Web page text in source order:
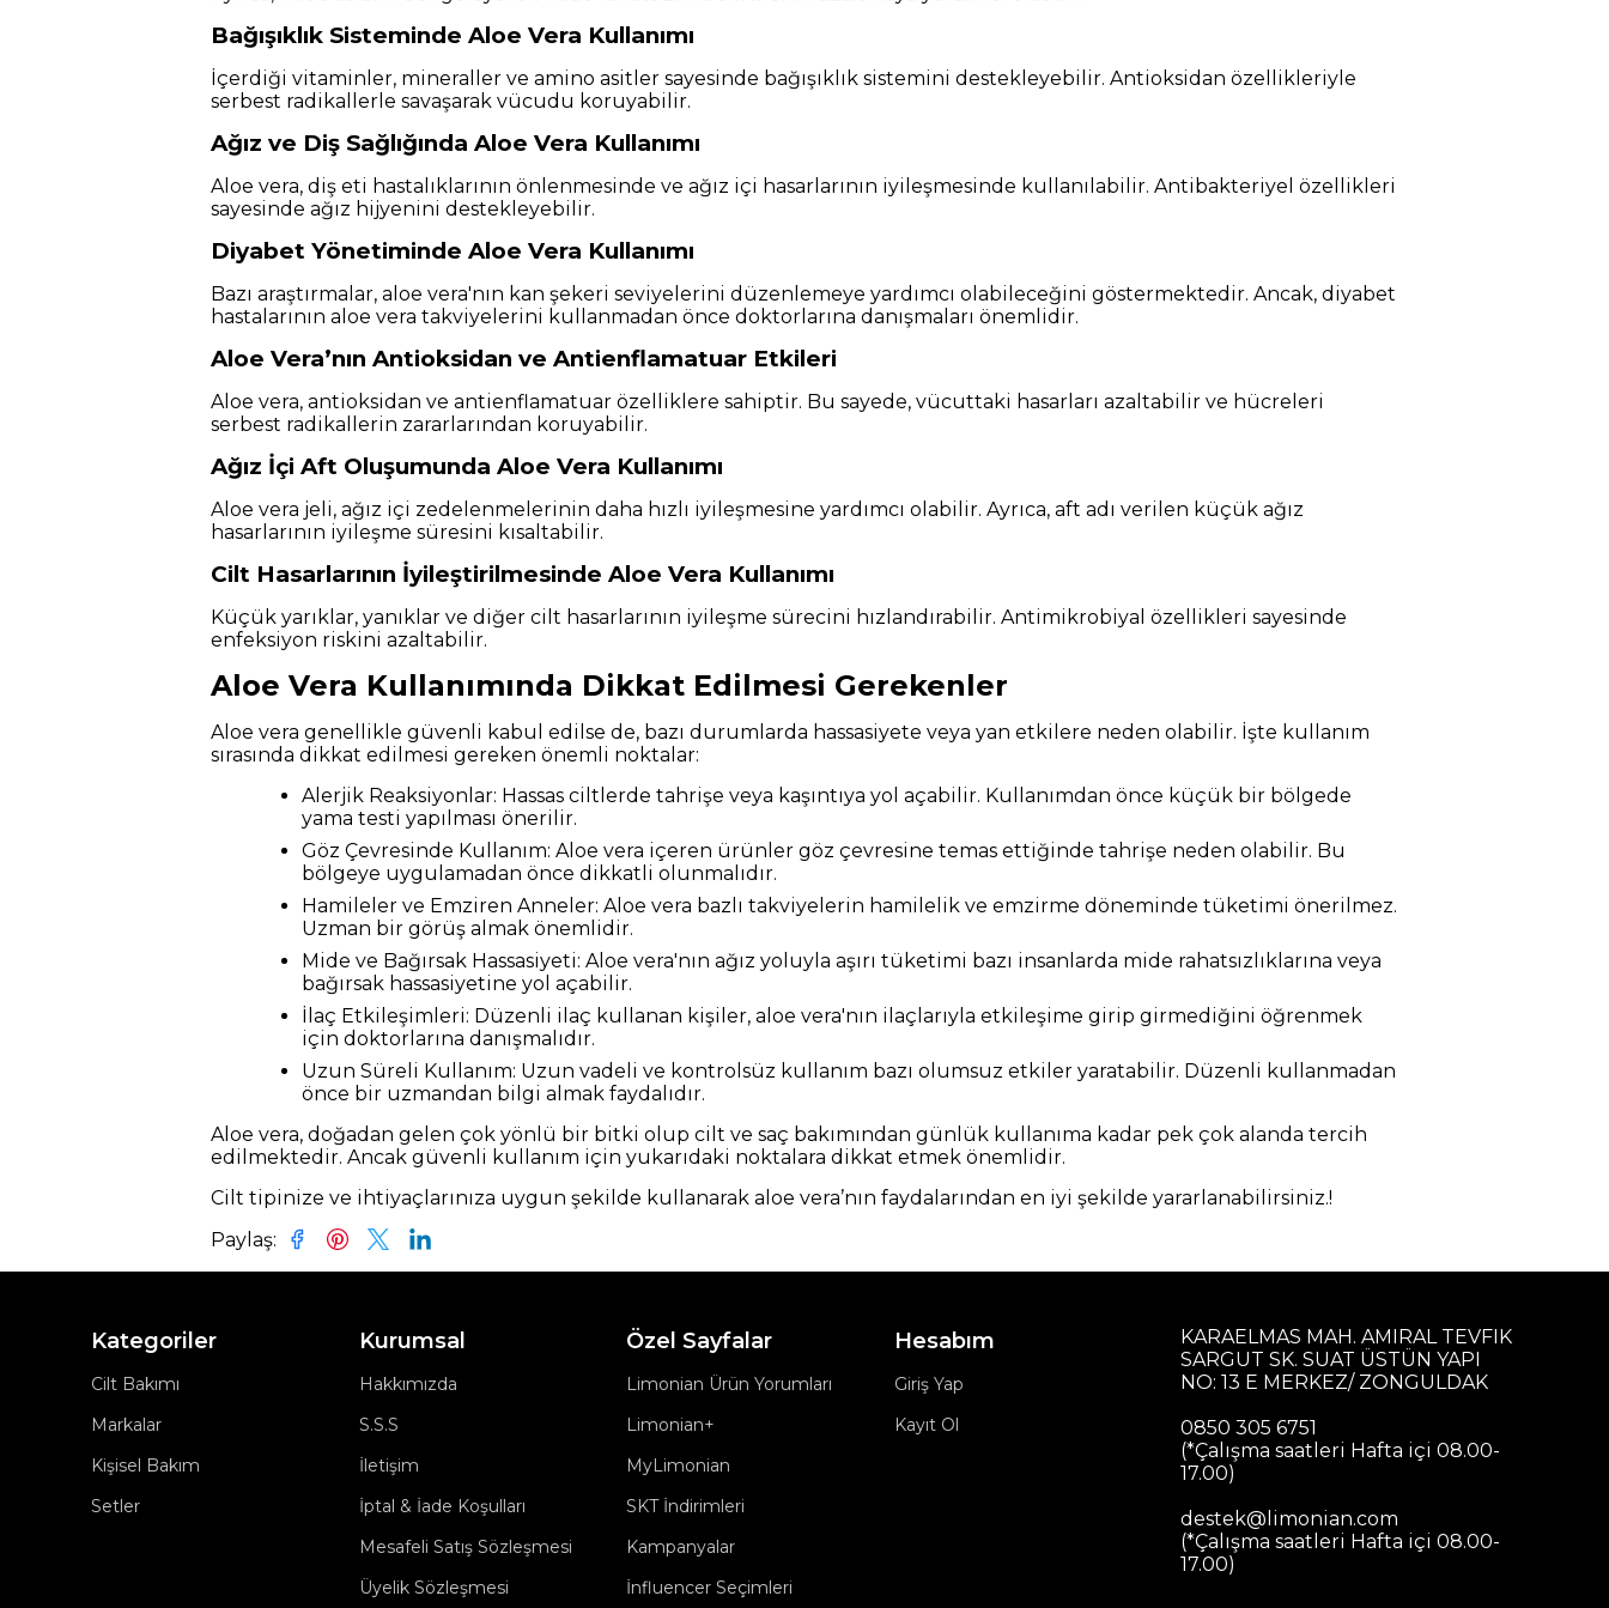
Bağışıklık Sisteminde Aloe Vera Kullanımı
İçerdiği vitaminler, mineraller ve amino asitler sayesinde bağışıklık sistemini destekleyebilir. Antioksidan özellikleriyle
serbest radikallerle savaşarak vücudu koruyabilir.
Ağız ve Diş Sağlığında Aloe Vera Kullanımı
Aloe vera, diş eti hastalıklarının önlenmesinde ve ağız içi hasarlarının iyileşmesinde kullanılabilir. Antibakteriyel özellikleri
sayesinde ağız hijyenini destekleyebilir.
Diyabet Yönetiminde Aloe Vera Kullanımı
Bazı araştırmalar, aloe vera'nın kan şekeri seviyelerini düzenlemeye yardımcı olabileceğini göstermektedir. Ancak, diyabet
hastalarının aloe vera takviyelerini kullanmadan önce doktorlarına danışmaları önemlidir.
Aloe Vera’nın Antioksidan ve Antienflamatuar Etkileri
Aloe vera, antioksidan ve antienflamatuar özelliklere sahiptir. Bu sayede, vücuttaki hasarları azaltabilir ve hücreleri
serbest radikallerin zararlarından koruyabilir.
Ağız İçi Aft Oluşumunda Aloe Vera Kullanımı
Aloe vera jeli, ağız içi zedelenmelerinin daha hızlı iyileşmesine yardımcı olabilir. Ayrıca, aft adı verilen küçük ağız
hasarlarının iyileşme süresini kısaltabilir.
Cilt Hasarlarının İyileştirilmesinde Aloe Vera Kullanımı
Küçük yarıklar, yanıklar ve diğer cilt hasarlarının iyileşme sürecini hızlandırabilir. Antimikrobiyal özellikleri sayesinde
enfeksiyon riskini azaltabilir.
Aloe Vera Kullanımında Dikkat Edilmesi Gerekenler
Aloe vera genellikle güvenli kabul edilse de, bazı durumlarda hassasiyete veya yan etkilere neden olabilir. İşte kullanım
sırasında dikkat edilmesi gereken önemli noktalar:
Alerjik Reaksiyonlar: Hassas ciltlerde tahrişe veya kaşıntıya yol açabilir. Kullanımdan önce küçük bir bölgede
yama testi yapılması önerilir.
Göz Çevresinde Kullanım: Aloe vera içeren ürünler göz çevresine temas ettiğinde tahrişe neden olabilir. Bu
bölgeye uygulamadan önce dikkatli olunmalıdır.
Hamileler ve Emziren Anneler: Aloe vera bazlı takviyelerin hamilelik ve emzirme döneminde tüketimi önerilmez.
Uzman bir görüş almak önemlidir.
Mide ve Bağırsak Hassasiyeti: Aloe vera'nın ağız yoluyla aşırı tüketimi bazı insanlarda mide rahatsızlıklarına veya
bağırsak hassasiyetine yol açabilir.
İlaç Etkileşimleri: Düzenli ilaç kullanan kişiler, aloe vera'nın ilaçlarıyla etkileşime girip girmediğini öğrenmek
için doktorlarına danışmalıdır.
Uzun Süreli Kullanım: Uzun vadeli ve kontrolsüz kullanım bazı olumsuz etkiler yaratabilir. Düzenli kullanmadan
önce bir uzmandan bilgi almak faydalıdır.
Aloe vera, doğadan gelen çok yönlü bir bitki olup cilt ve saç bakımından günlük kullanıma kadar pek çok alanda tercih
edilmektedir. Ancak güvenli kullanım için yukarıdaki noktalara dikkat etmek önemlidir.
Cilt tipinize ve ihtiyaçlarınıza uygun şekilde kullanarak aloe vera’nın faydalarından en iyi şekilde yararlanabilirsiniz.!
Paylaş:
Kategoriler
Cilt Bakımı
Markalar
Kişisel Bakım
Setler
Kurumsal
Hakkımızda
S.S.S
İletişim
İptal & İade Koşulları
Mesafeli Satış Sözleşmesi
Üyelik Sözleşmesi
Özel Sayfalar
Limonian Ürün Yorumları
Limonian+
MyLimonian
SKT İndirimleri
Kampanyalar
İnfluencer Seçimleri
Hesabım
Giriş Yap
Kayıt Ol
KARAELMAS MAH. AMIRAL TEVFIK
SARGUT SK. SUAT ÜSTÜN YAPI
NO: 13 E MERKEZ/ ZONGULDAK
0850 305 6751
(*Çalışma saatleri Hafta içi 08.00-
17.00)
destek@limonian.com
(*Çalışma saatleri Hafta içi 08.00-
17.00)